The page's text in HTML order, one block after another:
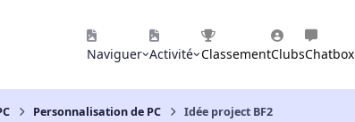
Naviguer Activité ClassementClubsChatbox
Personnalisation de PC Idée project BF2